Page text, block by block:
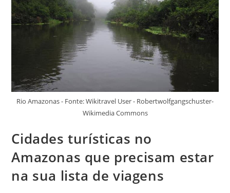
Rio Amazonas - Fonte: Wikitravel User - Robertwolfgangschuster-
Wikimedia Commons
Cidades turísticas no
Amazonas que precisam estar
na sua lista de viagens